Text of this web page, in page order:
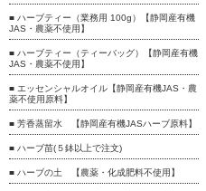
■ ハーブティー（業務用 100g）【静岡産有機
JAS・農薬不使用】
■ ハーブティー（ティーバッグ）【静岡産有機
JAS・農薬不使用】
■ エッセンシャルオイル【静岡産有機JAS・農
薬不使用原料】
■ 芳香蒸留水 【静岡産有機JASハーブ原料】
■ ハーブ苗(５鉢以上で注文)
■ ハーブの土 【農薬・化成肥料不使用】